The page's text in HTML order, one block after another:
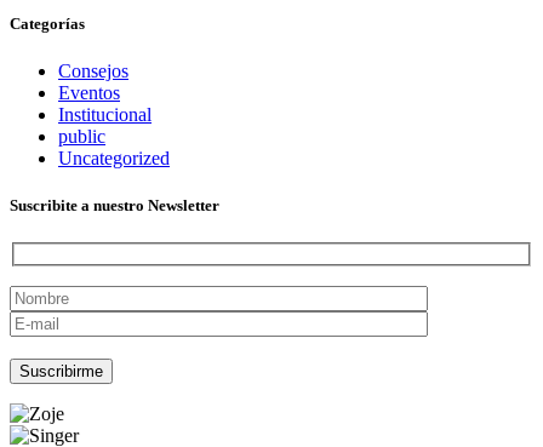
Categorías
Consejos
Eventos
Institucional
public
Uncategorized
Suscribite a nuestro Newsletter